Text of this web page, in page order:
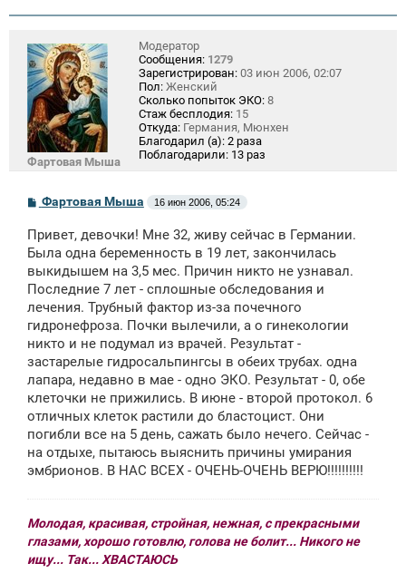
Фартовая Мыша
Модератор
Сообщения: 1279
Зарегистрирован: 03 июн 2006, 02:07
Пол: Женский
Сколько попыток ЭКО: 8
Стаж бесплодия: 15
Откуда: Германия, Мюнхен
Благодарил (а): 2 раза
Поблагодарили: 13 раз
С
о
б
щ
н
и
Фартовая Мыша 16 июн 2006, 05:24
Привет, девочки! Мне 32, живу сейчас в Германии.
Была одна беременность в 19 лет, закончилась
выкидышем на 3,5 мес. Причин никто не узнавал.
Последние 7 лет - сплошные обследования и
лечения. Трубный фактор из-за почечного
гидронефроза. Почки вылечили, а о гинекологии
никто и не подумал из врачей. Результат -
застарелые гидросальпингсы в обеих трубах. одна
лапара, недавно в мае - одно ЭКО. Результат - 0, обе
клеточки не прижились. В июне - второй протокол. 6
отличных клеток растили до бластоцист. Они
погибли все на 5 день, сажать было нечего. Сейчас -
на отдыхе, пытаюсь выяснить причины умирания
эмбрионов. В НАС ВСЕХ - ОЧЕНЬ-ОЧЕНЬ ВЕРЮ!!!!!!!!!!
Молодая, красивая, стройная, нежная, с прекрасными
глазами, хорошо готовлю, голова не болит... Никого не
ищу... Так... ХВАСТАЮСЬ